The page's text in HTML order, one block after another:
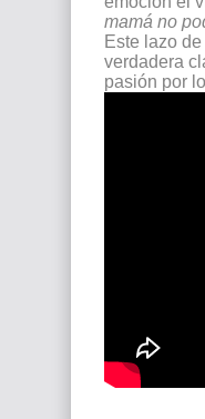
mamá no
Este lazo
verdadera
pasión por